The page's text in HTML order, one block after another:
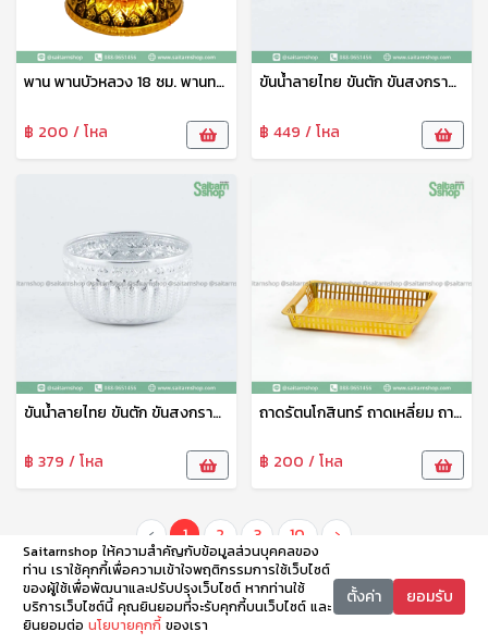
พาน พานบัวหลวง 18 ซม. พานทอง พานวางพระ พานพิธี พานงานบุญ พานพลาสติก อย่างดี เกรดเอ ตราพระจันทร์
฿ 200 / โหล
ขันน้ำลายไทย ขันตัก ขันสงกรานต์ ขันสรงน้ำ ขั้นน้ำอลูมิเนียมลายไทย สีทอง 12 ซม. ดอกไม้
฿ 449 / โหล
ขันน้ำลายไทย ขันตัก ขันสงกรานต์ ขันสรงน้ำ ขั้นน้ำอลูมิเนียมลายไทย สีเงิน 12 ซม. ดอกไม้
฿ 379 / โหล
ถาดรัตนโกสินทร์ ถาดเหลี่ยม ถาดพลาสติก ถาดพวายพระ ถาดรอง 30 ซม. TCP
฿ 200 / โหล
‹ 1 2 3 10 ›
Saitarnshop ให้ความสำคัญกับข้อมูลส่วนบุคคลของ
ท่าน เราใช้คุกกี้เพื่อความเข้าใจพฤติกรรมการใช้เว็บไซต์
ของผู้ใช้เพื่อพัฒนาและปรับปรุงเว็บไซต์ หากท่านใช้
บริการเว็บไซต์นี้ คุณยินยอมที่จะรับคุกกี้บนเว็บไซต์ และ
ยินยอมต่อ นโยบายคุกกี้ ของเรา
ตั้งค่า ยอมรับ